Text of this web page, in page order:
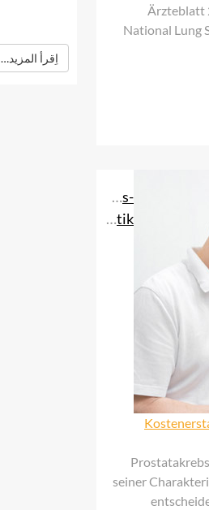
Ärzteblatt
National Lung
اِقرأ المزيد…
Prostatakrebs-
Diagnostik
seiner